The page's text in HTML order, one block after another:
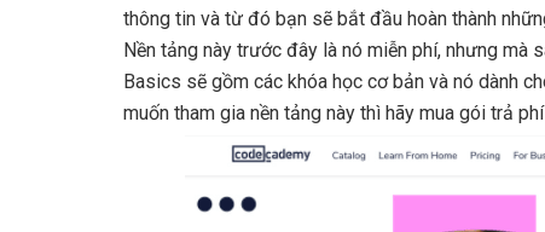
thông tin và từ đó bạn sẽ bắt đầu hoàn thành
Nền tảng này trước đây là nó miễn phí, nhưng mà
Basics sẽ gồm các khóa học cơ bản và nó dành
muốn tham gia nền tảng này thì hãy mua gói trả